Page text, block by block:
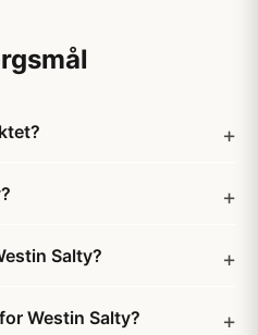
Salty?
Westin Salty?